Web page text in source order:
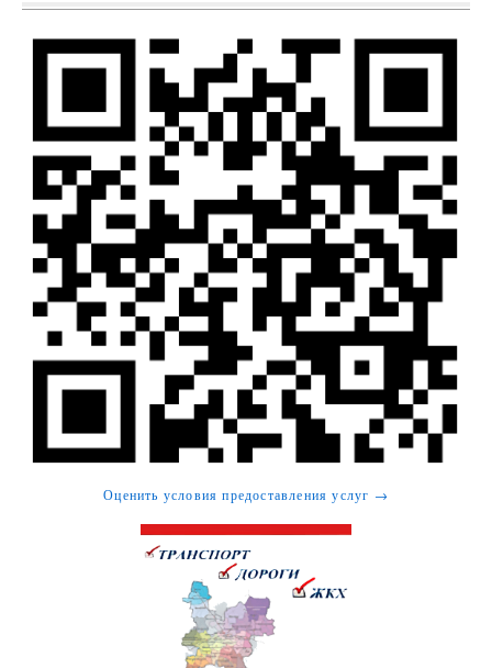
Оценить условия предоставления услуг →